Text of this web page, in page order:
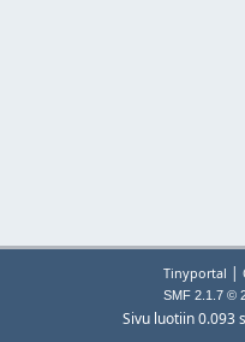
Tinyportal |
SMF 2.1.7 ©
Sivu luotiin 0.093